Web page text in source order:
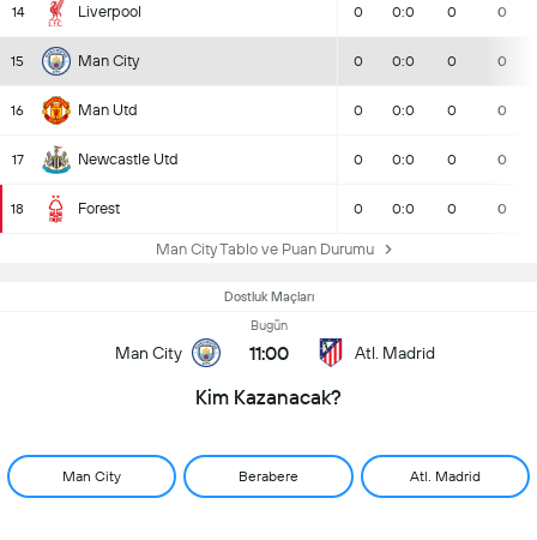
14 Liverpool 0 0:0 0 0
15 Man City 0 0:0 0 0
16 Man Utd 0 0:0 0 0
17 Newcastle Utd 0 0:0 0 0
18 Forest 0 0:0 0 0
Man City Tablo ve Puan Durumu
Dostluk Maçları
Man City
Bugün
11:00 Atl. Madrid
Kim Kazanacak?
Man City Berabere Atl. Madrid